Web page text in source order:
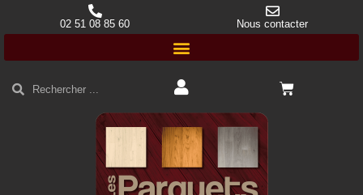
02 51 08 85 60 Nous contacter